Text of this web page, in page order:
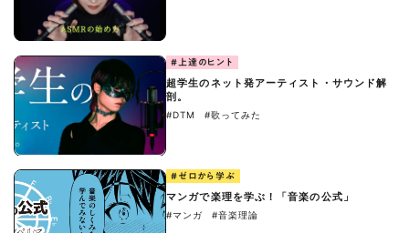
#上達のヒント
超学生のネット発アーティスト・サウンド解
剖。
#DTM #歌ってみた
#ゼロから学ぶ
マンガで楽理を学ぶ！「音楽の公式」
#マンガ #音楽理論